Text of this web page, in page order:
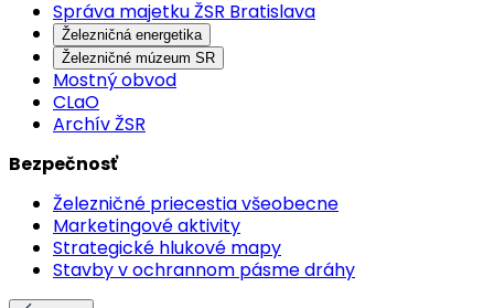
Správa majetku ŽSR Bratislava
Železničná energetika
Železničné múzeum SR
Mostný obvod
CLaO
Archív ŽSR
Bezpečnosť
Železničné priecestia všeobecne
Marketingové aktivity
Strategické hlukové mapy
Stavby v ochrannom pásme dráhy